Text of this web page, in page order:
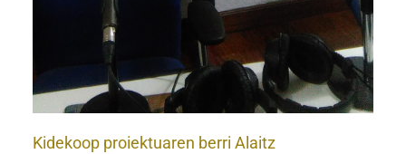
Kidekoop proiektuaren berri Alaitz